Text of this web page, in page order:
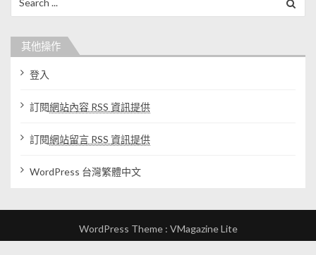
其他操作
登入
訂閱網站內容 RSS 資訊提供
訂閱網站留言 RSS 資訊提供
WordPress 台灣繁體中文
WordPress Theme : VMagazine Lite